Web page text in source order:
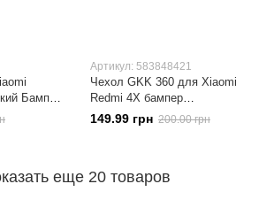
Бампер
Артикул: 583848421
Чехол GKK 360 для Xiaomi
Redmi 4X бампер
оригинальный Red
149.99 грн 200.00 грн
еще 20 товаров